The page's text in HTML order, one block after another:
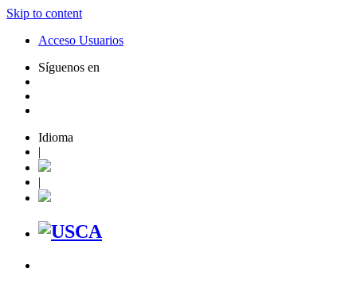
Skip to content
Acceso Usuarios
Síguenos en
Idioma
|
|